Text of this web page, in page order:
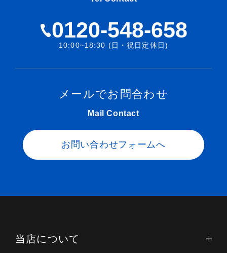
0120-548-658
10:00~18:30 (日・祝日定休日)
メールでお問合わせ
Mail Contact
お問い合わせフォームへ
当店について